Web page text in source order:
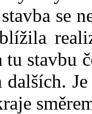
se
tu stavbu
dalších.